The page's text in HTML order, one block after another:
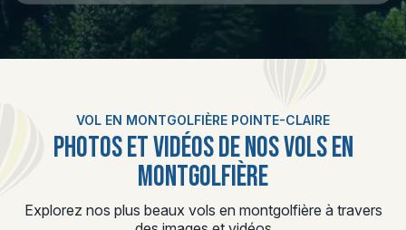
VOL EN MONTGOLFIÈRE POINTE-CLAIRE
PHOTOS ET VIDÉOS DE NOS VOLS EN
MONTGOLFIÈRE
Explorez nos plus beaux vols en montgolfière à travers